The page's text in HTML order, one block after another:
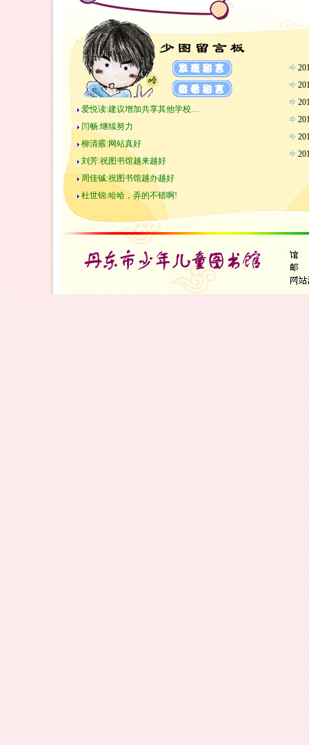
爱悦读:建议增加共享其他学校…
闫畅:继续努力
柳清霰:网站真好
刘芳:祝图书馆越来越好
周佳铖:祝图书馆越办越好
杜世锦:哈哈，弄的不错啊!